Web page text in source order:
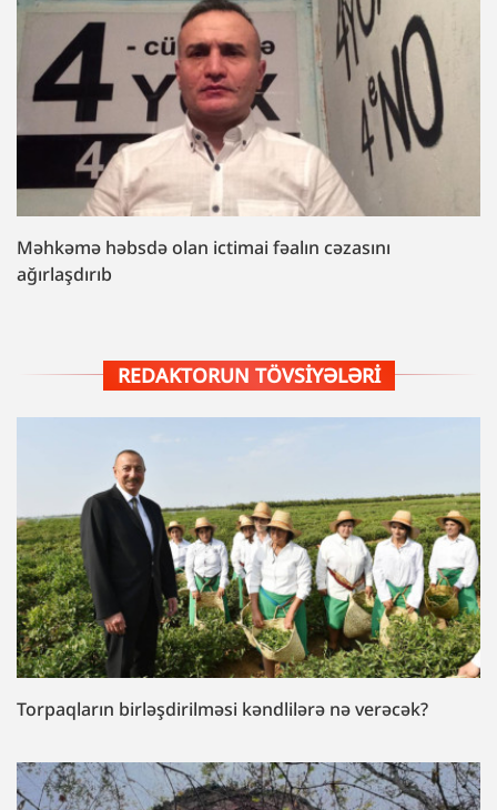
Məhkəmə həbsdə olan ictimai fəalın cəzasını
ağırlaşdırıb
REDAKTORUN TÖVSIYƏLƏRI
Torpaqların birləşdirilməsi kəndlilərə nə verəcək?